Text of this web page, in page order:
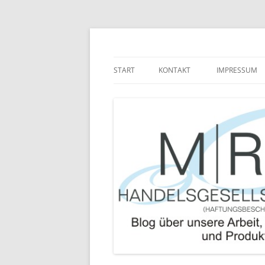
Zum
START KONTAKT IMPRESSUM